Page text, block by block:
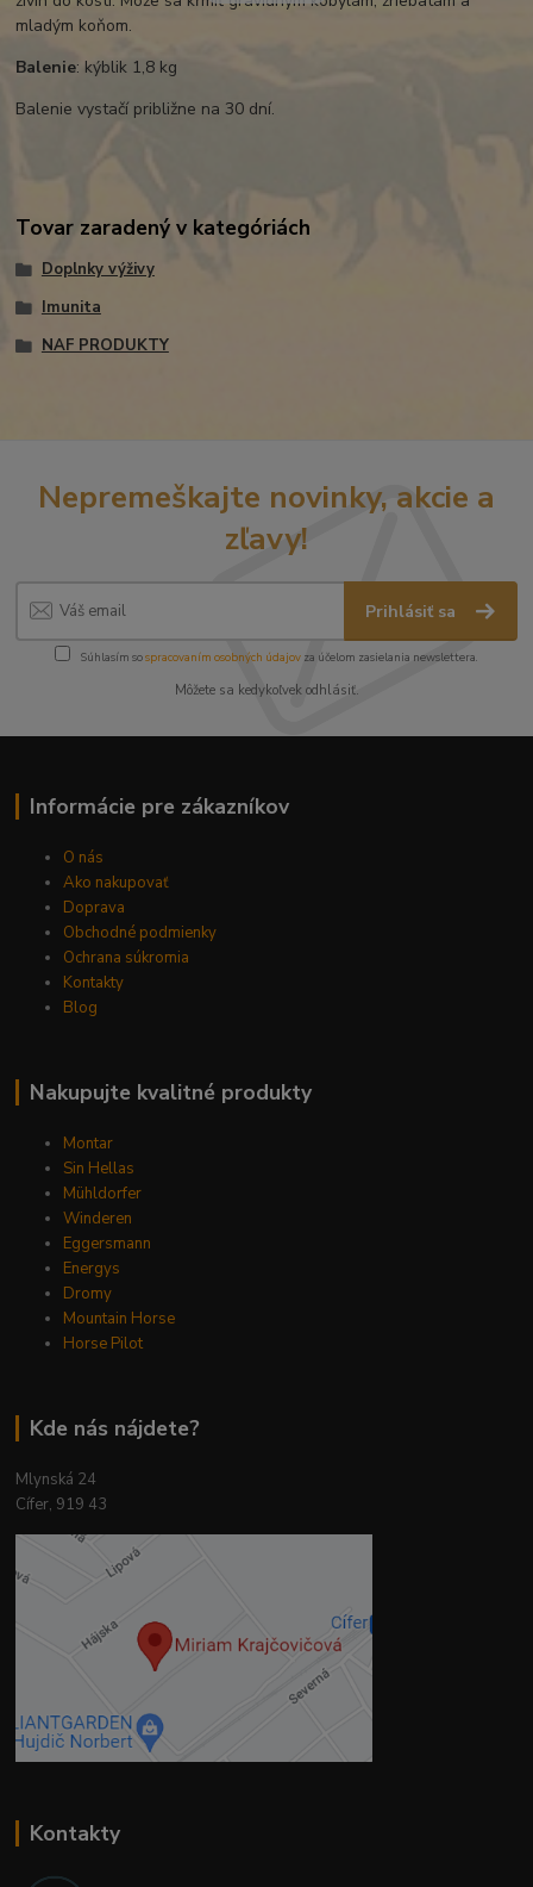
mladým koňom.
Balenie: kýblik 1,8 kg
Balenie vystačí približne na 30 dní.
Tovar zaradený v kategóriách
Doplnky výživy
Imunita
NAF PRODUKTY
Nepremeškajte novinky, akcie a
zľavy!
Prihlásiť sa
Súhlasím sospracovaním osobných údajov za účelom zasielania newslettera.
Môžete sa kedykoľvek odhlásiť.
Informácie pre zákazníkov
O nás
Ako nakupovať
Doprava
Obchodné podmienky
Ochrana súkromia
Kontakty
Blog
Nakupujte kvalitné produkty
Montar
Sin Hellas
Mühldorfer
Winderen
Eggersmann
Energys
Dromy
Mountain Horse
Horse Pilot
Kde nás nájdete?
Mlynská 24
Cífer, 919 43
Kontakty